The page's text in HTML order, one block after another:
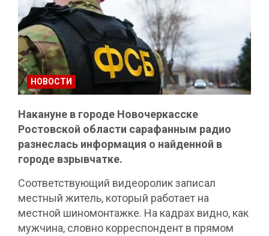
НОВОСТИ
Накануне в городе Новочеркасске
Ростовской области сарафанным радио
разнеслась информация о найденной в
городе взрывчатке.
Соответствующий видеоролик записал
местный житель, который работает на
местной шиномонтажке. На кадрах видно, как
мужчина, словно корреспондент в прямом